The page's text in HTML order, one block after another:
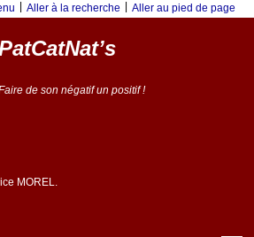
Aller à la recherche Aller au pied de page
de son négatif un positif !
MOREL.